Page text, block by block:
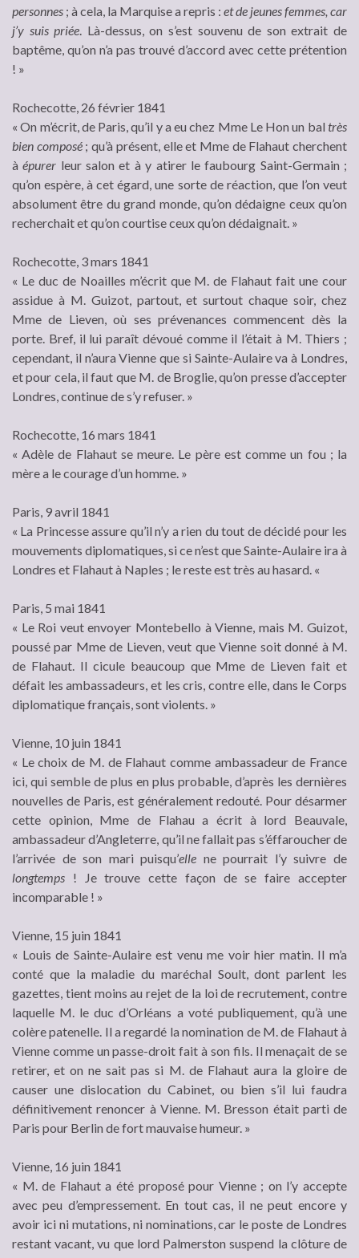
personnes ; à cela, la Marquise a repris : et de jeunes femmes, car
j’y suis priée . Là-dessus, on s’est souvenu de son extrait de
baptême, qu’on n’a pas trouvé d’accord avec cette prétention
! »
Rochecotte, 26 février 1841
« On m’écrit, de Paris, qu’il y a eu chez Mme Le Hon un bal très
bien composé; qu’à présent, elle et Mme de Flahaut cherchent
àépurer leur salon et à y atirer le faubourg Saint-Germain ;
qu’on espère, à cet égard, une sorte de réaction, que l’on veut
absolument être du grand monde, qu’on dédaigne ceux qu’on
recherchait et qu’on courtise ceux qu’on dédaignait. »
Rochecotte, 3 mars 1841
« Le duc de Noailles m’écrit que M. de Flahaut fait une cour
assidue à M. Guizot, partout, et surtout chaque soir, chez
Mme de Lieven, où ses prévenances commencent dès la
porte. Bref, il lui paraît dévoué comme il l’était à M. Thiers ;
cependant, il n’aura Vienne que si Sainte-Aulaire va à Londres,
et pour cela, il faut que M. de Broglie, qu’on presse d’accepter
Londres, continue de s’y refuser. »
Rochecotte, 16 mars 1841
« Adèle de Flahaut se meure. Le père est comme un fou ; la
mère a le courage d’un homme. »
Paris, 9 avril 1841
« La Princesse assure qu’il n’y a rien du tout de décidé pour les
mouvements diplomatiques, si ce n’est que Sainte-Aulaire ira à
Londres et Flahaut à Naples ; le reste est très au hasard. «
Paris, 5 mai 1841
« Le Roi veut envoyer Montebello à Vienne, mais M. Guizot,
poussé par Mme de Lieven, veut que Vienne soit donné à M.
de Flahaut. Il cicule beaucoup que Mme de Lieven fait et
défait les ambassadeurs, et les cris, contre elle, dans le Corps
diplomatique français, sont violents. »
Vienne, 10 juin 1841
« Le choix de M. de Flahaut comme ambassadeur de France
ici, qui semble de plus en plus probable, d’après les dernières
nouvelles de Paris, est généralement redouté. Pour désarmer
cette opinion, Mme de Flahau a écrit à lord Beauvale,
ambassadeur d’Angleterre, qu’il ne fallait pas s’éffaroucher de
l’arrivée de son mari puisqu’elle ne pourrait l’y suivre de
longtemps ! Je trouve cette façon de se faire accepter
incomparable ! »
Vienne, 15 juin 1841
« Louis de Sainte-Aulaire est venu me voir hier matin. Il m’a
conté que la maladie du maréchal Soult, dont parlent les
gazettes, tient moins au rejet de la loi de recrutement, contre
laquelle M. le duc d’Orléans a voté publiquement, qu’à une
colère patenelle. Il a regardé la nomination de M. de Flahaut à
Vienne comme un passe-droit fait à son fils. Il menaçait de se
retirer, et on ne sait pas si M. de Flahaut aura la gloire de
causer une dislocation du Cabinet, ou bien s’il lui faudra
définitivement renoncer à Vienne. M. Bresson était parti de
Paris pour Berlin de fort mauvaise humeur. »
Vienne, 16 juin 1841
« M. de Flahaut a été proposé pour Vienne ; on l’y accepte
avec peu d’empressement. En tout cas, il ne peut encore y
avoir ici ni mutations, ni nominations, car le poste de Londres
restant vacant, vu que lord Palmerston suspend la clôture de